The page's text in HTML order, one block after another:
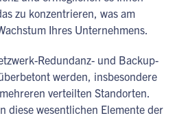
zu konzentrieren, was am
Ihres Unternehmens.
Redundanz- und Backup-
werden, insbesondere
verteilten Standorten.
diese wesentlichen Elemente der